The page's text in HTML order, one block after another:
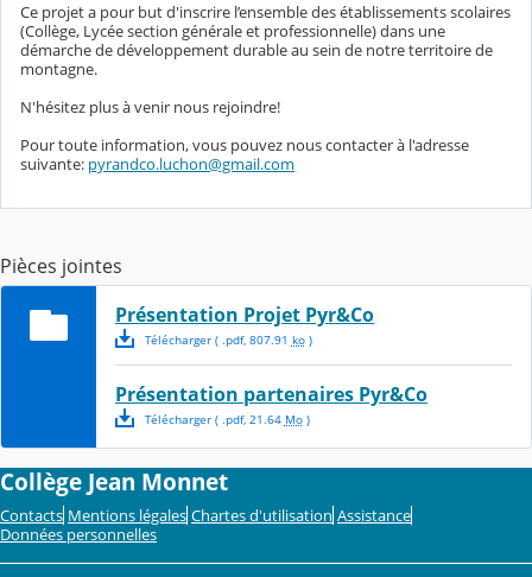
Ce projet a pour but d'inscrire l’ensemble des établissements scolaires
(Collège, Lycée section générale et professionnelle) dans une
démarche de développement durable au sein de notre territoire de
montagne.
N'hésitez plus à venir nous rejoindre!
Pour toute information, vous pouvez nous contacter à l'adresse
suivante: pyrandco.luchon@gmail.com
Pièces jointes
Présentation Projet Pyr&Co
Télécharger( .pdf, 807.91 ko)
Présentation partenaires Pyr&Co
Télécharger( .pdf, 21.64 Mo)
Collège Jean Monnet
Contacts Mentions légales Chartes d'utilisation Assistance
Données personnelles